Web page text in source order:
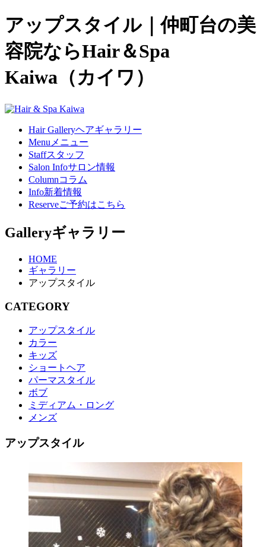
アップスタイル｜仲町台の美
容院ならHair＆Spa
Kaiwa（カイワ）
Hair Galleryヘアギャラリー
Menu メニュー
Staffスタッフ
Salon Infoサロン情報
Columnコラム
Info新着情報
Reserveご予約はこちら
Galleryギャラリー
HOME
ギャラリー
アップスタイル
CATEGORY
アップスタイル
カラー
キッズ
ショートヘア
パーマスタイル
ボブ
ミディアム・ロング
メンズ
アップスタイル